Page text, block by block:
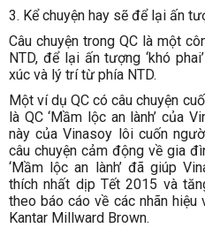
3. Kể chuyện hay sẽ để lại ấn
Câu chuyện trong QC là một
NTD, để lại ấn tượng ‘khó
xúc và lý trí từ phía NTD.
Một ví dụ QC có câu chuyện
là QC ‘Mầm lộc an lành’ của
này của Vinasoy lôi cuốn
câu chuyện cảm động về gia
‘Mầm lộc an lành’ đã giúp
thích nhất dịp Tết 2015 và
theo báo cáo về các nhãn
Kantar Millward Brown.